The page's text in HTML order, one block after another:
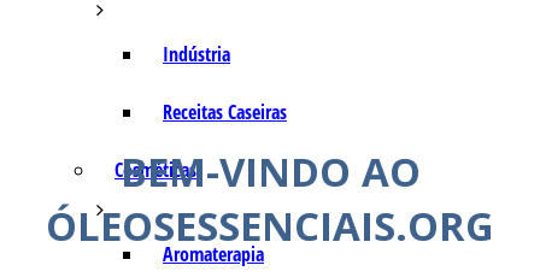
Indústria
Receitas Caseiras
Cosméticas
Aromaterapia
BEM-VINDO AO
ÓLEOSESSENCIAIS.ORG